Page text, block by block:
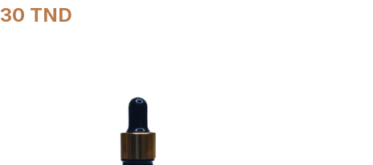
30 TND